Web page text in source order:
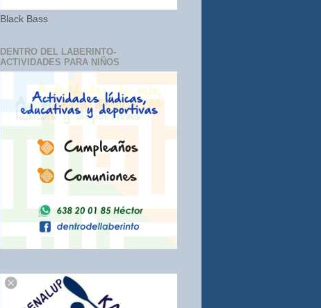
Black Bass
DENTRO DEL LABERINTO-
ACTIVIDADES PARA NIÑOS